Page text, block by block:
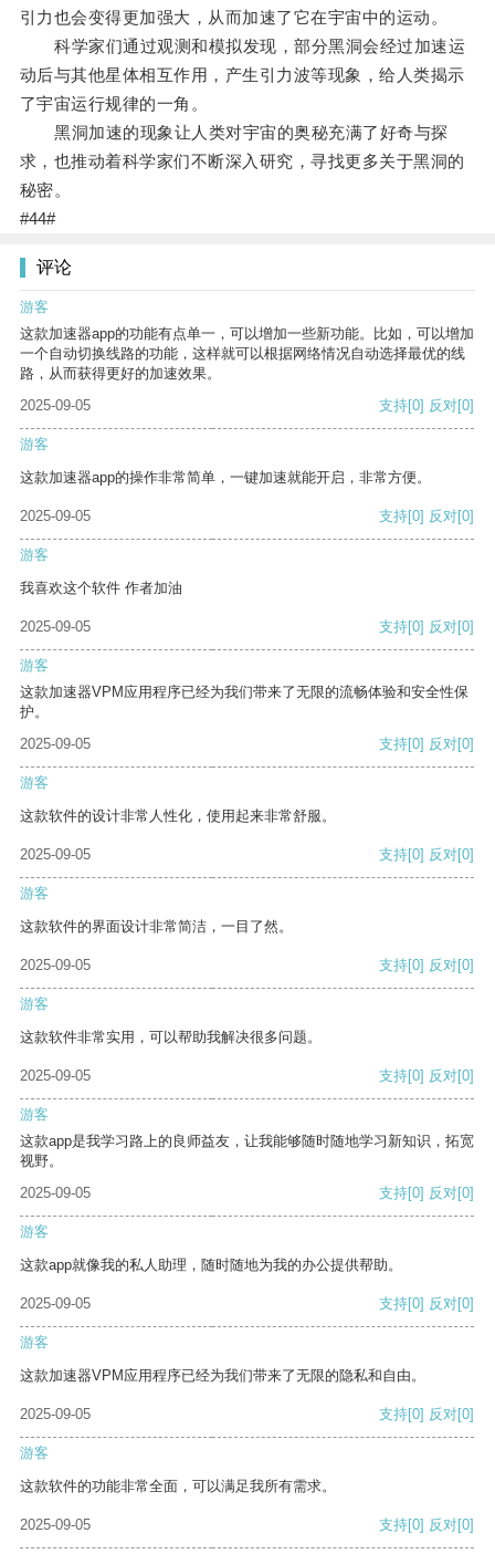
引力也会变得更加强大，从而加速了它在宇宙中的运动。
科学家们通过观测和模拟发现，部分黑洞会经过加速运
动后与其他星体相互作用，产生引力波等现象，给人类揭示
了宇宙运行规律的一角。
黑洞加速的现象让人类对宇宙的奥秘充满了好奇与探
求，也推动着科学家们不断深入研究，寻找更多关于黑洞的
秘密。
#44#
评论
游客
这款加速器app的功能有点单一，可以增加一些新功能。比如，可以增加
一个自动切换线路的功能，这样就可以根据网络情况自动选择最优的线
路，从而获得更好的加速效果。
2025-09-05
支持[0] 反对[0]
游客
这款加速器app的操作非常简单，一键加速就能开启，非常方便。
2025-09-05 支持[0] 反对[0]
游客
我喜欢这个软件 作者加油
2025-09-05 支持[0] 反对[0]
游客
这款加速器VPM应用程序已经为我们带来了无限的流畅体验和安全性保
护。
2025-09-05
支持[0] 反对[0]
游客
这款软件的设计非常人性化，使用起来非常舒服。
2025-09-05 支持[0] 反对[0]
游客
这款软件的界面设计非常简洁，一目了然。
2025-09-05 支持[0] 反对[0]
游客
这款软件非常实用，可以帮助我解决很多问题。
2025-09-05 支持[0] 反对[0]
游客
这款app是我学习路上的良师益友，让我能够随时随地学习新知识，拓宽
视野。
2025-09-05
支持[0] 反对[0]
游客
这款app就像我的私人助理，随时随地为我的办公提供帮助。
2025-09-05 支持[0] 反对[0]
游客
这款加速器VPM应用程序已经为我们带来了无限的隐私和自由。
2025-09-05 支持[0] 反对[0]
游客
这款软件的功能非常全面，可以满足我所有需求。
2025-09-05 支持[0] 反对[0]